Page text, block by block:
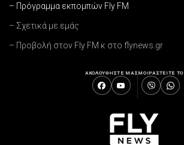
– Πρόγραμμα εκπομπών Fly FM
– Σχετικά με εμάς
– Προβολή στον Fly FM κ στο flynews.gr
ΑΚΟΛΟΥΘΗΣΤΕ ΜΑΣΜΟΙΡΑΣΤΕΙΤΕ ΤΟ